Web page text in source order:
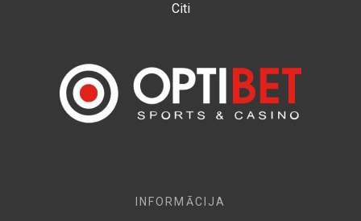
Citi
INFORMĀCIJA